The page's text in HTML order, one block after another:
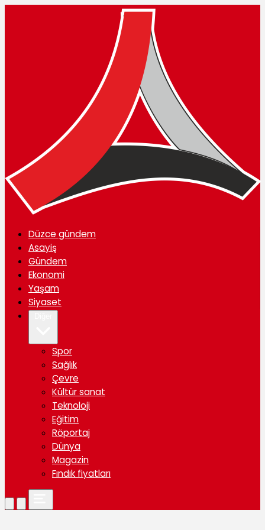
Düzce gündem
Asayiş
Gündem
Ekonomi
Yaşam
Siyaset
Spor
Sağlık
Çevre
Kültür sanat
Teknoloji
Eğitim
Röportaj
Dünya
Magazin
Fındık fiyatları